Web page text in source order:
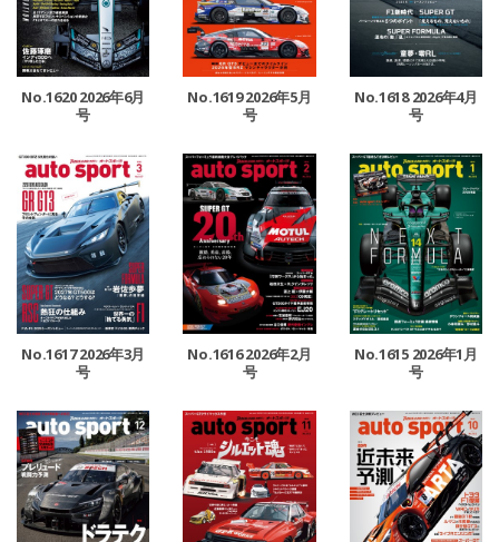
No.1620 2026年6月
号
No.1619 2026年5月
号
No.1618 2026年4月
号
No.1617 2026年3月
号
No.1616 2026年2月
号
No.1615 2026年1月
号